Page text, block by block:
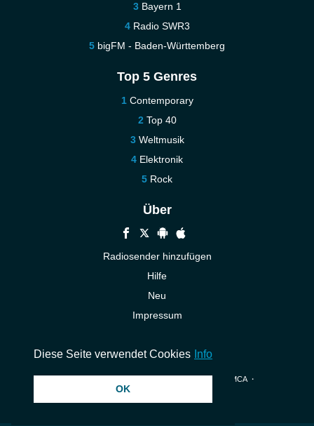
Bayern 1
Radio SWR3
bigFM - Baden-Württemberg
Top 5 Genres
Contemporary
Top 40
Weltmusik
Elektronik
Rock
Über
Radiosender hinzufügen
Hilfe
Neu
Impressum
DMCA・
Datenschutzerklärung
Diese Seite verwendet Cookies Info
OK